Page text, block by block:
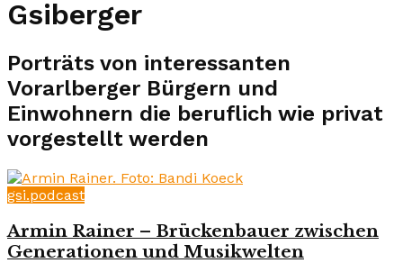
Gsiberger
Porträts von interessanten
Vorarlberger Bürgern und
Einwohnern die beruflich wie privat
vorgestellt werden
gsi.podcast
Armin Rainer – Brückenbauer zwischen
Generationen und Musikwelten